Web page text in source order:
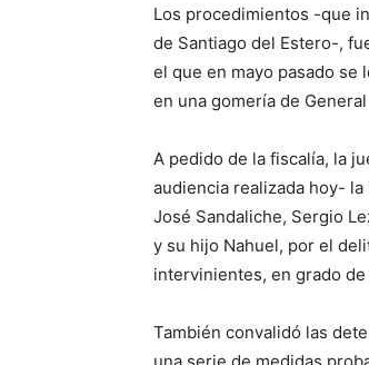
Los procedimientos -que
de Santiago del Estero-,
el que en mayo pasado se
en una gomería de
A pedido de la fiscalía, la
audiencia realizada hoy-
José Sandaliche, Sergio
y su hijo Nahuel, por el
intervinientes, en grado
También convalidó las
una serie de medidas